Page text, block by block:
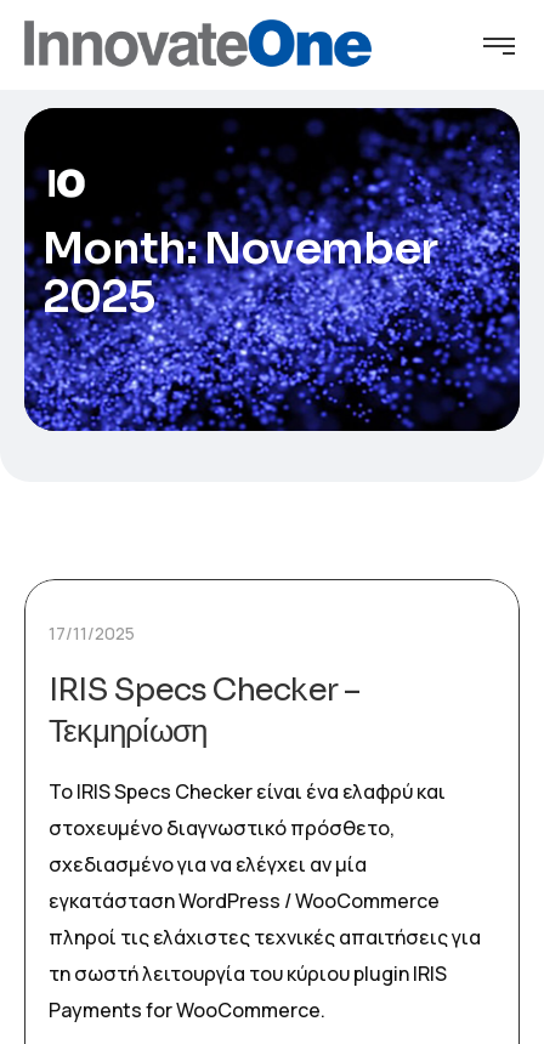
Month:November
2025
17/11/2025
IRIS Specs Checker –
Τεκμηρίωση
Το IRIS Specs Checker είναι ένα ελαφρύ και
στοχευμένο διαγνωστικό πρόσθετο,
σχεδιασμένο για να ελέγχει αν μία
εγκατάσταση WordPress / WooCommerce
πληροί τις ελάχιστες τεχνικές απαιτήσεις για
τη σωστή λειτουργία του κύριου plugin IRIS
Payments for WooCommerce.